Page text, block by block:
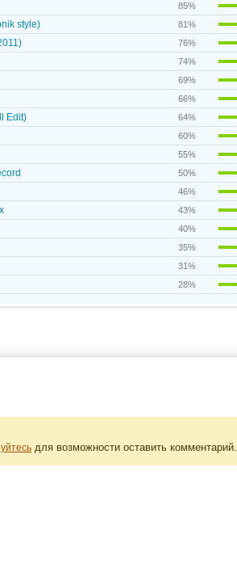
85%
style)
81%
76%
74%
69%
66%
Edit)
64%
60%
55%
50%
46%
43%
40%
35%
31%
28%
для возможности оставить комментарий.